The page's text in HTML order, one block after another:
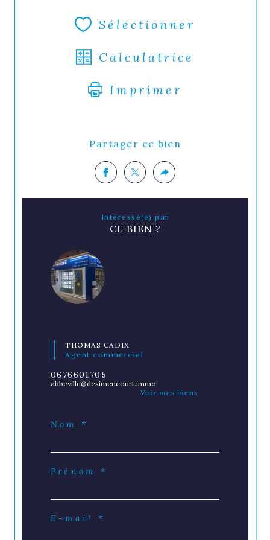
Sélectionner
Calculatrice
Imprimer
Partager ce bien
Intéressé(e) par
CE BIEN ?
THOMAS CADIX
Agent commercial
0676601705
abbeville@desimencourt.immo
Voir mes biens
Nom *
Prénom *
E-mail *